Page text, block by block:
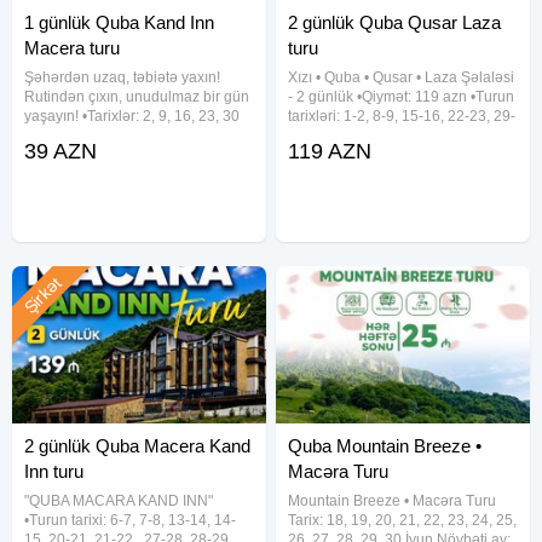
1 günlük Quba Kand Inn
Macera turu
Şəhərdən uzaq, təbiətə yaxın!
Rutindən çıxın, unudulmaz bir gün
yaşayın! •Tarixlər: 2, 9, 16, 23, 30
proqramı: • Kand Inn - kənd
39 AZN
2 günlük Quba Qusar Laza
turu
Xızı • Quba • Qusar • Laza Şəlaləsi
- 2 günlük •Qiymət: 119 azn •Turun
tarixləri: 1-2, 8-9, 15-16, 22-23, 29-
gün Xızı - Altıağac (giriş: 5 azn) -
119 AZN
2 günlük Quba Macera Kand
Inn turu
"QUBA MACARA KAND INN"
•Turun tarixi: 6-7, 7-8, 13-14, 14-
Şirkət
Quba Mountain Breeze •
Macəra Turu
Mountain Breeze • Macəra Turu
Tarix: 18, 19, 20, 21, 22, 23, 24, 25,